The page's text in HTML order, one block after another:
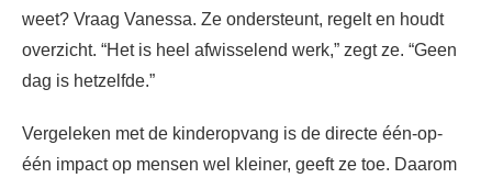
weet? Vraag Vanessa. Ze ondersteunt, regelt en houdt
overzicht. “Het is heel afwisselend werk,” zegt ze. “Geen
dag is hetzelfde.”
Vergeleken met de kinderopvang is de directe één-op-
één impact op mensen wel kleiner, geeft ze toe. Daarom